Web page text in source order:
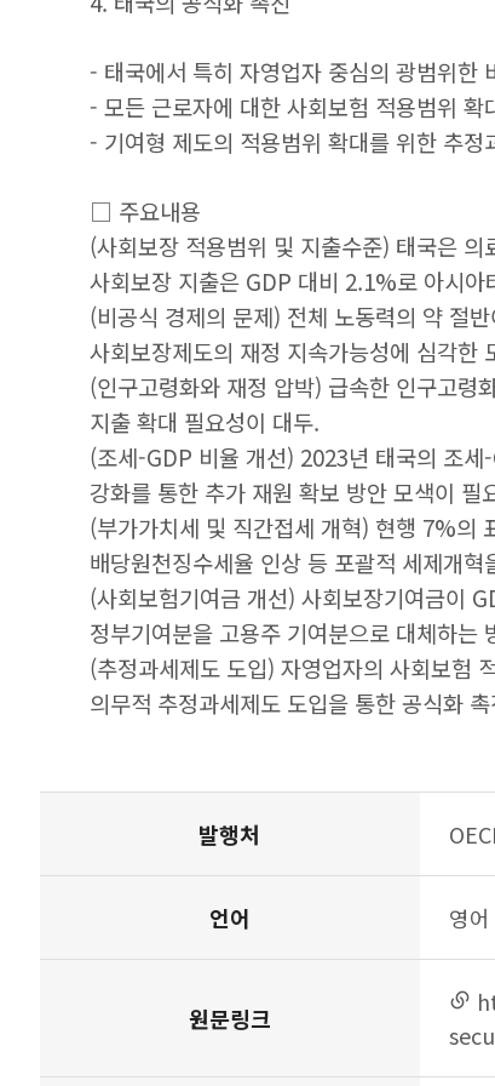
- 태국에서 특히 자영업자 중심의 광범위한
- 모든 근로자에 대한 사회보험 적용범위 확
- 기여형 제도의 적용범위 확대를 위한 추정
□ 주요내용
(사회보장 적용범위 및 지출수준) 태국은
사회보장 지출은 GDP 대비 2.1%로 아시
(비공식 경제의 문제) 전체 노동력의 약 절
사회보장제도의 재정 지속가능성에 심각한
(인구고령화와 재정 압박) 급속한 인구고령
지출 확대 필요성이 대두.
(조세-GDP 비율 개선) 2023년 태국의 조
강화를 통한 추가 재원 확보 방안 모색이 필
(부가가치세 및 직간접세 개혁) 현행 7%의
배당원천징수세율 인상 등 포괄적 세제개
(사회보험기여금 개선) 사회보장기여금이
정부기여분을 고용주 기여분으로 대체하는
(추정과세제도 도입) 자영업자의 사회보험
의무적 추정과세제도 도입을 통한 공식화
발행처
언어 영어
원문링크
링